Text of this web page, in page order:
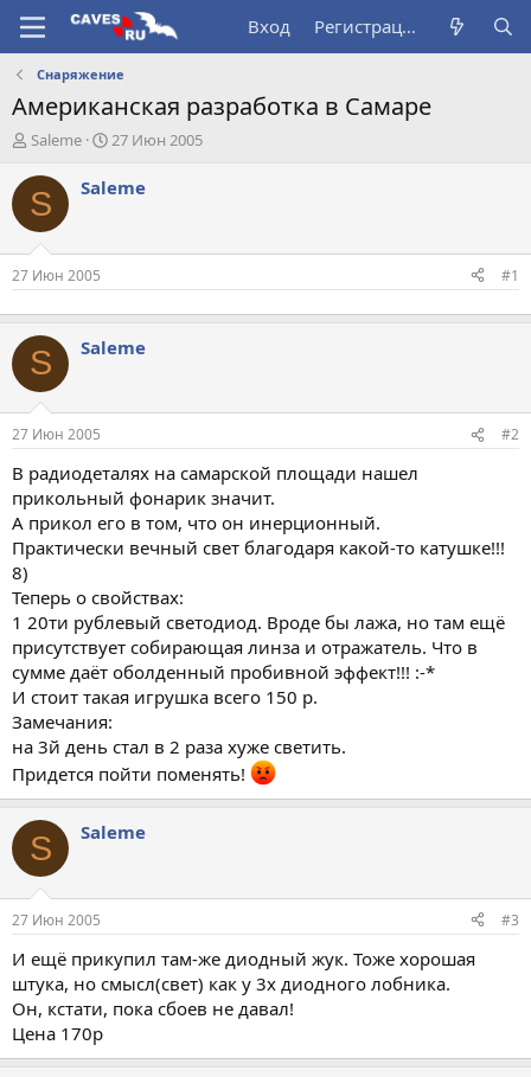
Вход Регистрация
Снаряжение
Американская разработка в Самаре
А
т
о
т
е
м
ы
Saleme
Д
т
а
л
27 Июн 2005
S Saleme
27 Июн 2005 #1
S Saleme
27 Июн 2005 #2
В радиодеталях на самарской площади нашел
прикольный фонарик значит.
А прикол его в том, что он инерционный.
Практически вечный свет благодаря какой-то катушке!!!
8)
Теперь о свойствах:
1 20ти рублевый светодиод. Вроде бы лажа, но там ещё
присутствует собирающая линза и отражатель. Что в
сумме даёт оболденный пробивной эффект!!! :-*
И стоит такая игрушка всего 150 р.
Замечания:
на 3й день стал в 2 раза хуже светить.
Придется пойти поменять!
S Saleme
27 Июн 2005 #3
И ещё прикупил там-же диодный жук. Тоже хорошая
штука, но смысл(свет) как у 3х диодного лобника.
Он, кстати, пока сбоев не давал!
Цена 170р